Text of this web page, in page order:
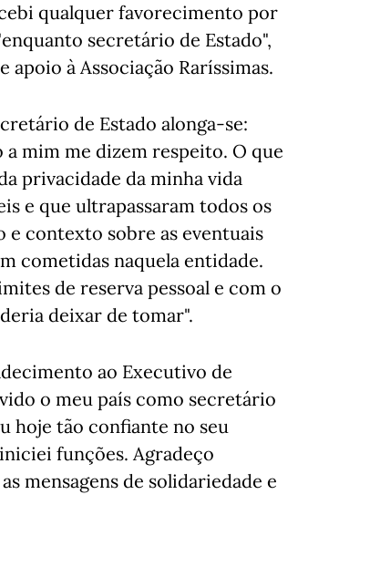
qualquer favorecimento por
secretário de Estado",
à Associação Raríssimas.
de Estado alonga-se:
a mim me dizem respeito. O que
privacidade da minha vida
e que ultrapassaram todos os
contexto sobre as eventuais
cometidas naquela entidade.
de reserva pessoal e com o
deixar de tomar".
ao Executivo de
o meu país como secretário
hoje tão confiante no seu
funções. Agradeço
mensagens de solidariedade e